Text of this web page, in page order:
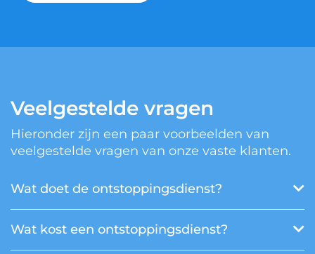
Veelgestelde vragen
Hieronder zijn een paar voorbeelden van
veelgestelde vragen van onze vaste klanten.
Wat doet de ontstoppingsdienst?
Wat kost een ontstoppingsdienst?